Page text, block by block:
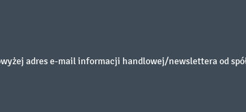
adres e-mail informacji handlowej/newslettera od